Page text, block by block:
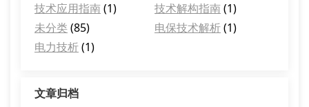
技术应用指南(1) 技术解构指南(1)
未分类(85) 电保技术解析(1)
电力技析(1)
文章归档